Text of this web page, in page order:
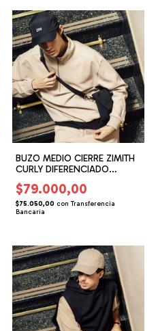
BUZO MEDIO CIERRE ZIMITH
CURLY DIFERENCIADO
PREMIUM BASICS (ZH266101)
$79.000,00
$75.050,00 con Transferencia
Bancaria